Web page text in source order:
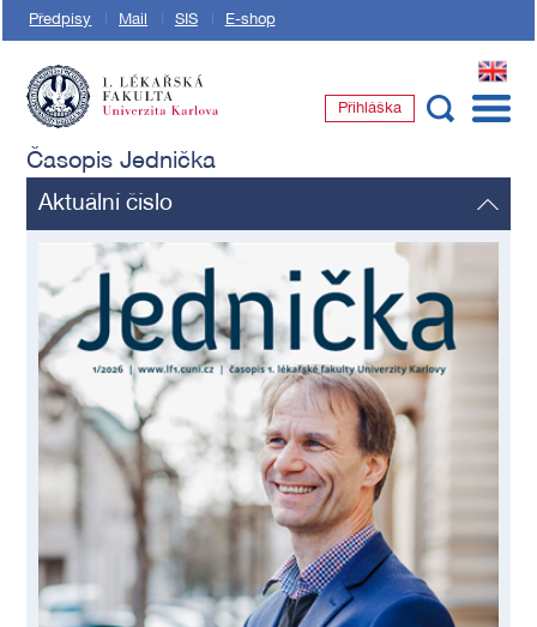
Předpisy Mail SIS E-shop
EN
Přihláška
Časopis Jednička
Aktuální číslo